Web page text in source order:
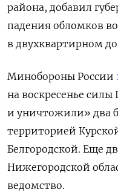
района, добавил
падения обломков
в двухквартирном
Минобороны России
на воскресенье
и уничтожили» два
территорией
Белгородской. Еще
Нижегородской
ведомство.